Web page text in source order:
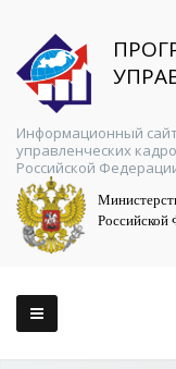
Информационный
управленческих
Российской
Российской